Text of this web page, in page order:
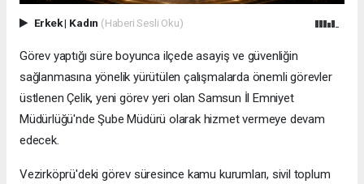
Erkek| Kadın (Haberi Sesli Oku)
Görev yaptığı süre boyunca ilçede asayiş ve güvenliğin
sağlanmasına yönelik yürütülen çalışmalarda önemli görevler
üstlenen Çelik, yeni görev yeri olan Samsun İl Emniyet
Müdürlüğü'nde Şube Müdürü olarak hizmet vermeye devam
edecek.
Vezirköprü'deki görev süresince kamu kurumları, sivil toplum